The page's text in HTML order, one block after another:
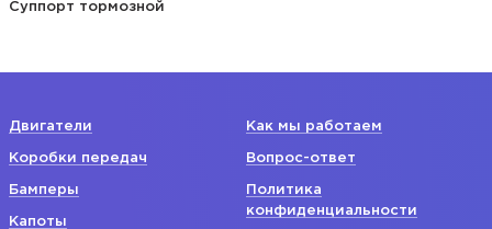
Суппорт тормозной
Двигатели
Коробки передач
Бамперы
Капоты
Как мы работаем
Вопрос-ответ
Политика
конфиденциальности